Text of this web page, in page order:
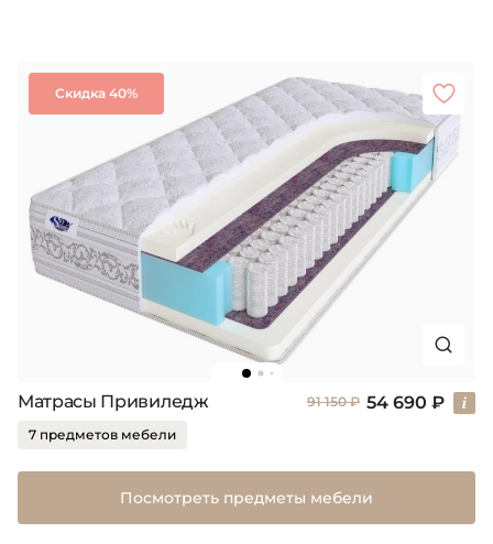
Скидка 40%
Матрасы Привиледж 91 150 ₽ 54 690 ₽
7 предметов мебели
Посмотреть предметы мебели